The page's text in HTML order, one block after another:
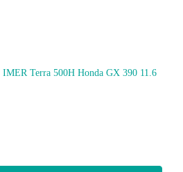
IMER Terra 500H Honda GX 390 11.6